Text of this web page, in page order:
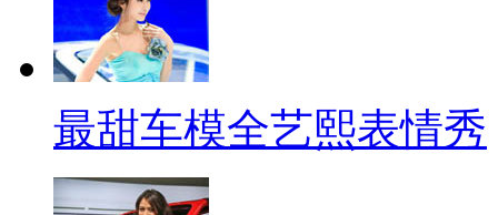
最甜车模全艺熙表情秀